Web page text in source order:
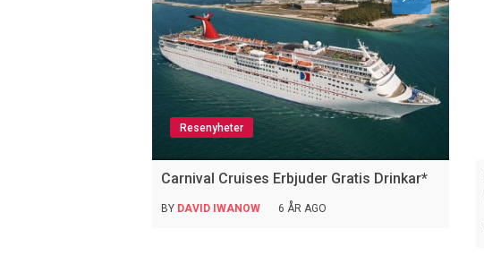
Resenyheter
Carnival Cruises Erbjuder Gratis Drinkar*
BY DAVID IWANOW 6 ÅR AGO